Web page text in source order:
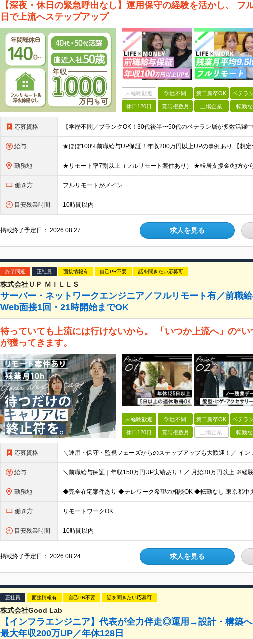
【深夜・休日の緊急呼出なし】運用保守の経験を活かし、 フ
日で上流へステップアップ
未経験歓迎 学歴不問 第二新卒OK ベテラ
休日120日 賞与複数月 上場企業 転勤な
応募資格
給与
勤務地
働き方 フルリモートがメイン
目安残業時間 10時間以内
掲載終了予定日：2026.08.27 求人を見る
終了間近 正社員 面接情報有 自己PR不要 話を聞きたい応募可
株式会社ＵＰ ＭＩＬＬＳ
サーバー・ネットワークエンジニア／フルリモート有／前職
Web面接1回・21時開始までOK
待っていても上流には行けないから。 「いつか上流へ」の“
が獲ってきます。
未経験歓迎 学歴不問 第二新卒OK ベテラ
休日120日 賞与複数月 上場企業 転勤な
応募資格
給与
勤務地
働き方 リモートワークOK
目安残業時間 10時間以内
掲載終了予定日：2026.08.24 求人を見る
正社員 面接情報有 自己PR不要 話を聞きたい応募可
株式会社Good Lab
【インフラエンジニア】代表が全力伴走◎運用→設計・構築
最大年収200万UP／年休128日